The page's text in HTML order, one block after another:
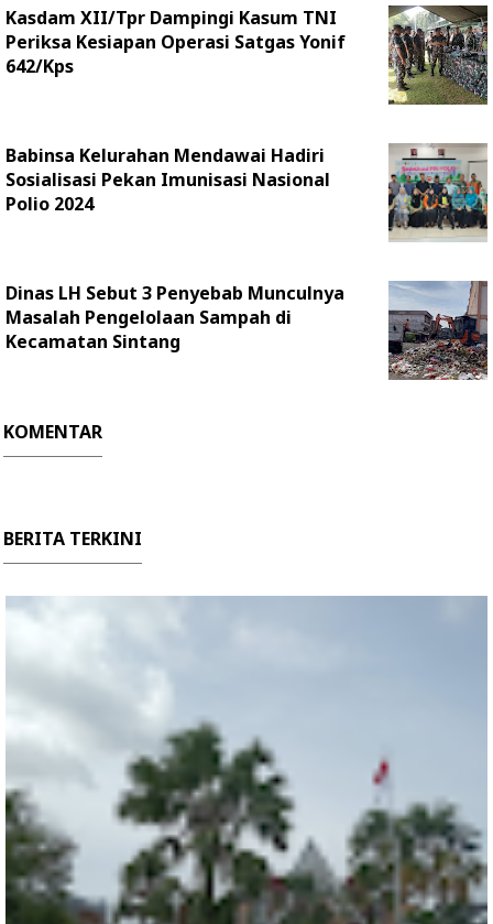
Kasdam XII/Tpr Dampingi Kasum TNI
Periksa Kesiapan Operasi Satgas Yonif
642/Kps
Babinsa Kelurahan Mendawai Hadiri
Sosialisasi Pekan Imunisasi Nasional
Polio 2024
Dinas LH Sebut 3 Penyebab Munculnya
Masalah Pengelolaan Sampah di
Kecamatan Sintang
KOMENTAR
BERITA TERKINI